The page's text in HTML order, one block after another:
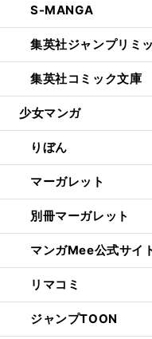
S-MANGA
集英社ジャンプリミ
集英社コミック文庫
少女マンガ
りぼん
マーガレット
別冊マーガレット
マンガMee公式サイ
リマコミ
ジャンプTOON